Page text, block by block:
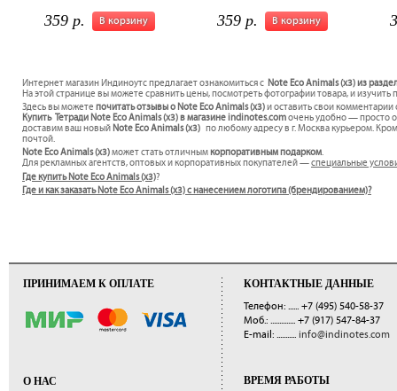
В корзину
359 р. В корзину
359 р.
Интернет магазин Индиноутс предлагает ознакомиться с Note Eco Animals (x3) из
На этой странице вы можете сравнить цены, посмотреть фотографии товара, и
Здесь вы можете почитать отзывы о Note Eco Animals (x3)и оставить свои комментарии
Купить Тетради Note Eco Animals (x3) в магазине indinotes.comочень удобно — просто
доставим ваш новый Note Eco Animals (x3) по любому адресу в г. Москва курьером.
почтой.
Note Eco Animals (x3)может стать отличнымкорпоративным подарком.
Для рекламных агентств, оптовых и корпоративных покупателей —специальные
Где купить Note Eco Animals (x3)?
Где и как заказать Note Eco Animals (x3) с нанесением логотипа (брендированием)?
ПРИНИМАЕМ К ОПЛАТЕ
О НАС
КОНТАКТНЫЕ ДАННЫЕ
Телефон: ...... +7 (495) 540-58-37
Моб.: .............. +7 (917) 547-84-37
E-mail: ........... info@indinotes.com
ВРЕМЯ РАБОТЫ